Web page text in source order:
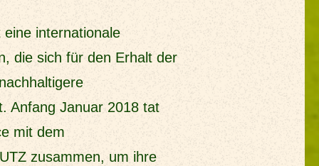
eine internationale
die sich für den Erhalt der
Anfang Januar 2018 tat
mit dem
zusammen, um ihre